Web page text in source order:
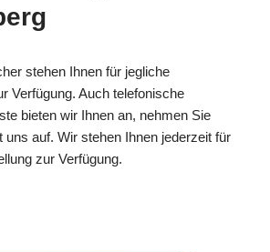
stehen Ihnen für jegliche
Verfügung. Auch telefonische
bieten wir Ihnen an, nehmen Sie
uns auf. Wir stehen Ihnen jederzeit für
zur Verfügung.